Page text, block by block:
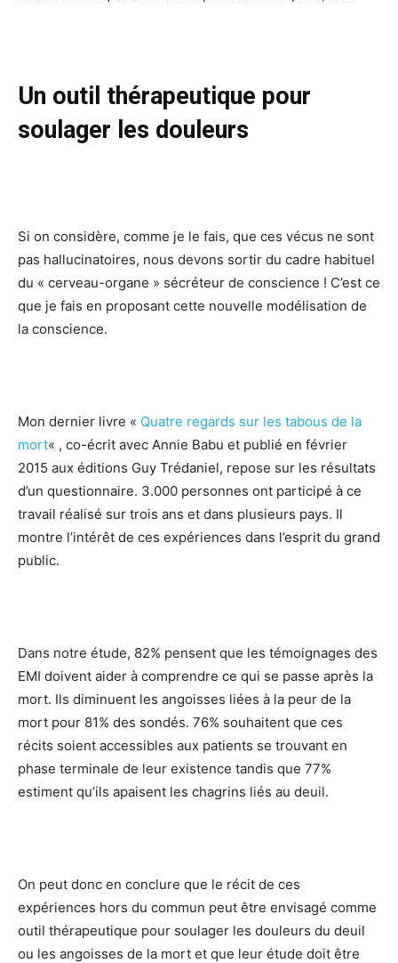
Un outil thérapeutique pour
soulager les douleurs
Si on considère, comme je le fais, que ces vécus ne sont
pas hallucinatoires, nous devons sortir du cadre habituel
du « cerveau-organe » sécréteur de conscience ! C’est ce
que je fais en proposant cette nouvelle modélisation de
la conscience.
Mon dernier livre « Quatre regards sur les tabous de la
mort« , co-écrit avec Annie Babu et publié en février
2015 aux éditions Guy Trédaniel, repose sur les résultats
d’un questionnaire. 3.000 personnes ont participé à ce
travail réalisé sur trois ans et dans plusieurs pays. Il
montre l’intérêt de ces expériences dans l’esprit du grand
public.
Dans notre étude, 82% pensent que les témoignages des
EMI doivent aider à comprendre ce qui se passe après la
mort. Ils diminuent les angoisses liées à la peur de la
mort pour 81% des sondés. 76% souhaitent que ces
récits soient accessibles aux patients se trouvant en
phase terminale de leur existence tandis que 77%
estiment qu’ils apaisent les chagrins liés au deuil.
On peut donc en conclure que le récit de ces
expériences hors du commun peut être envisagé comme
outil thérapeutique pour soulager les douleurs du deuil
ou les angoisses de la mort et que leur étude doit être